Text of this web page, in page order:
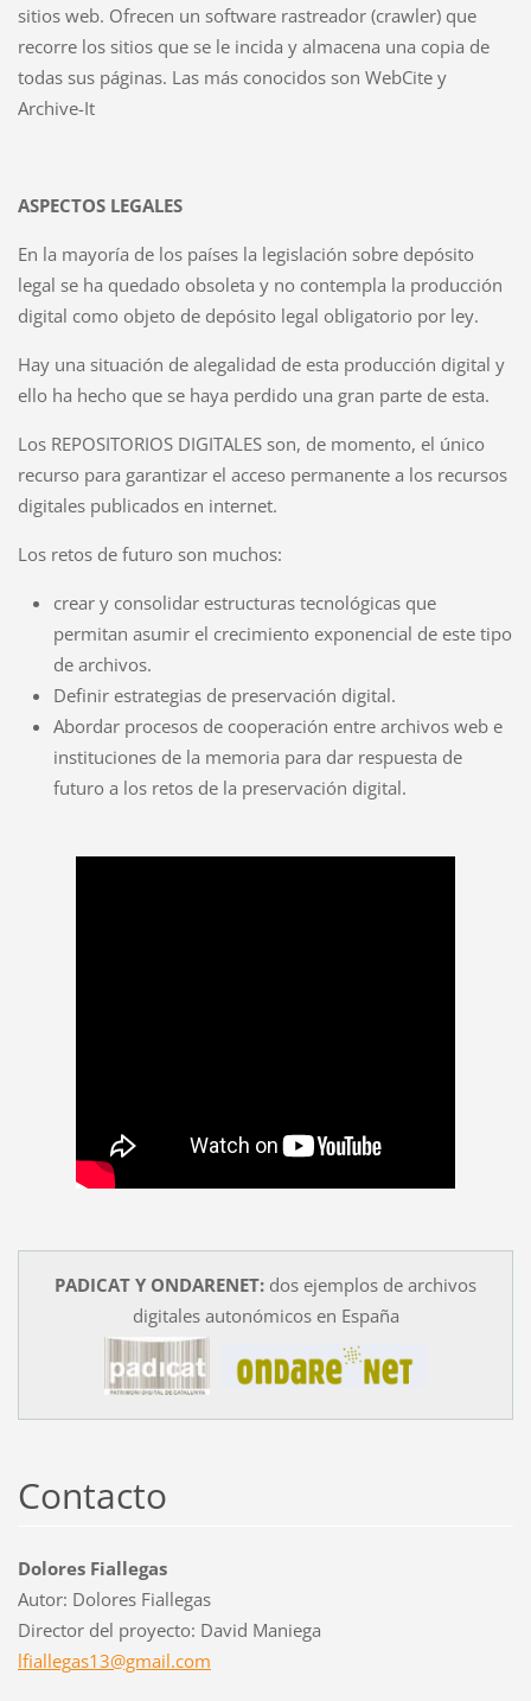
sitios web. Ofrecen un software rastreador (crawler) que
recorre los sitios que se le incida y almacena una copia de
todas sus páginas. Las más conocidos son WebCite y
Archive-It
ASPECTOS LEGALES
En la mayoría de los países la legislación sobre depósito
legal se ha quedado obsoleta y no contempla la producción
digital como objeto de depósito legal obligatorio por ley.
Hay una situación de alegalidad de esta producción digital y
ello ha hecho que se haya perdido una gran parte de esta.
Los REPOSITORIOS DIGITALES son, de momento, el único
recurso para garantizar el acceso permanente a los recursos
digitales publicados en internet.
Los retos de futuro son muchos:
crear y consolidar estructuras tecnológicas que
permitan asumir el crecimiento exponencial de este tipo
de archivos.
Definir estrategias de preservación digital.
Abordar procesos de cooperación entre archivos web e
instituciones de la memoria para dar respuesta de
futuro a los retos de la preservación digital.
PADICAT Y ONDARENET: dos ejemplos de archivos
digitales autonómicos en España
Contacto
Dolores Fiallegas
Autor: Dolores Fiallegas
Director del proyecto: David Maniega
lfiallegas13@gmail.com